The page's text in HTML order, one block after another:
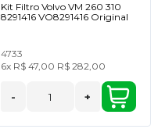
Kit Filtro Volvo VM 260 310
8291416 VO8291416 Original
4733
6x R$ 47,00 R$ 282,00
- +